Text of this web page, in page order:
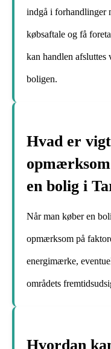
indgå i forhandlinger
købsaftale og få
kan handlen afsluttes
boligen.
Hvad er
en bolig i
Når man køber en
opmærksom på
energimærke,
områdets
Hvordan